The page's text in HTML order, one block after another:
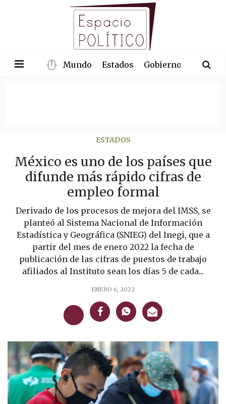
Mundo Estados Gobierno
ESTADOS
México es uno de los países que
difunde más rápido cifras de
empleo formal
Derivado de los procesos de mejora del IMSS, se
planteó al Sistema Nacional de Información
Estadística y Geográfica (SNIEG) del Inegi, que a
partir del mes de enero 2022 la fecha de
publicación de las cifras de puestos de trabajo
afiliados al Instituto sean los días 5 de cada...
ENERO 6, 2022